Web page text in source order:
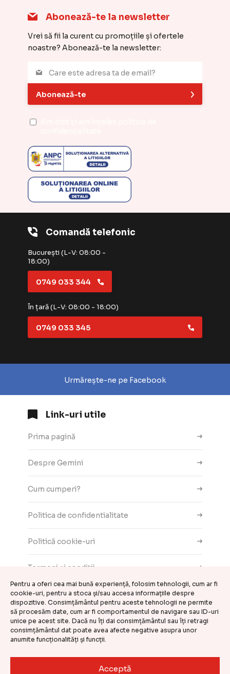
Pentru a oferi cea mai bună experiență, folosim tehnologii, cum ar fi
cookie-uri, pentru a stoca și/sau accesa informațiile despre
dispozitive. Consimțământul pentru aceste tehnologii ne permite
să procesăm date, cum ar fi comportamentul de navigare sau ID-uri
unice pe acest site. Dacă nu îți dai consimțământul sau îți retragi
consimțământul dat poate avea afecte negative asupra unor
anumite funcționalități și funcții.
Acceptă
Comandă telefonic
București (L-V: 08:00 -
18:00)
0749 033 344
În țară (L-V: 08:00 - 18:00)
0749 033 345
Urmărește-ne pe Facebook
Link-uri utile
Prima pagină
Despre Gemini
Cum cumperi?
Politica de confidentialitate
Politică cookie-uri
Termeni și condiții
Contact
ANPC
Setări cookie-uri
Abonează-te la newsletter
Vrei să fii la curent cu promoțiile și ofertele
noastre? Abonează-te la newsletter:
Abonează-te